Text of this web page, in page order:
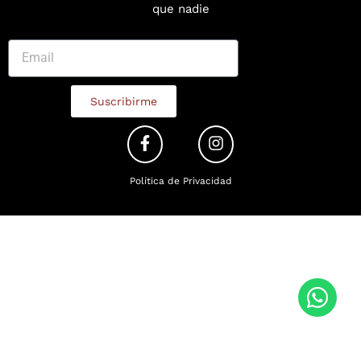
W
h
que nadie
Suscribirme
Política de Privacidad